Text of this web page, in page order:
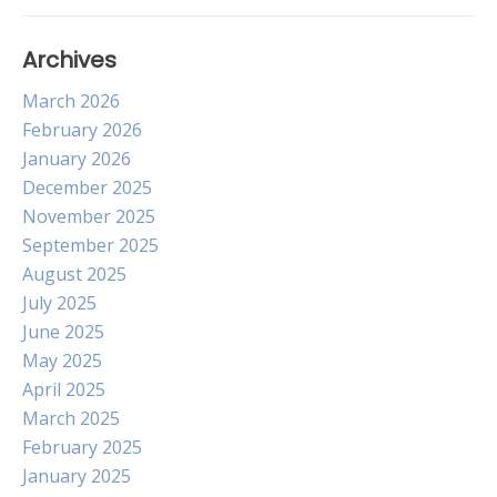
Archives
March 2026
February 2026
January 2026
December 2025
November 2025
September 2025
August 2025
July 2025
June 2025
May 2025
April 2025
March 2025
February 2025
January 2025